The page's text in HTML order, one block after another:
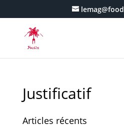
Justificatif
Articles récents